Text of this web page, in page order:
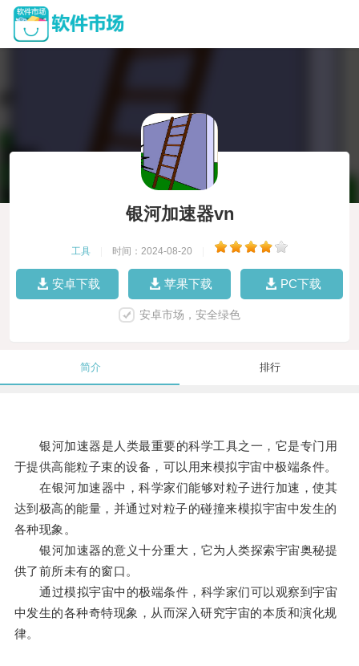
银河加速器vn
工具 时间：2024-08-20
安卓下载 苹果下载 PC下载
安卓市场，安全绿色
简介 排行
银河加速器是人类最重要的科学工具之一，它是专门用
于提供高能粒子束的设备，可以用来模拟宇宙中极端条件。
在银河加速器中，科学家们能够对粒子进行加速，使其
达到极高的能量，并通过对粒子的碰撞来模拟宇宙中发生的
各种现象。
银河加速器的意义十分重大，它为人类探索宇宙奥秘提
供了前所未有的窗口。
通过模拟宇宙中的极端条件，科学家们可以观察到宇宙
中发生的各种奇特现象，从而深入研究宇宙的本质和演化规
律。